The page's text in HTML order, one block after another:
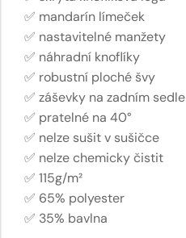
✅ mandarín límeček
✅ nastavitelné manžety
✅ náhradní knoflíky
✅ robustní ploché švy
✅ záševky na zadním sedle
✅ pratelné na 40°
✅ nelze sušit v sušičce
✅ nelze chemicky čistit
✅ 115g/m²
✅ 65% polyester
✅ 35% bavlna